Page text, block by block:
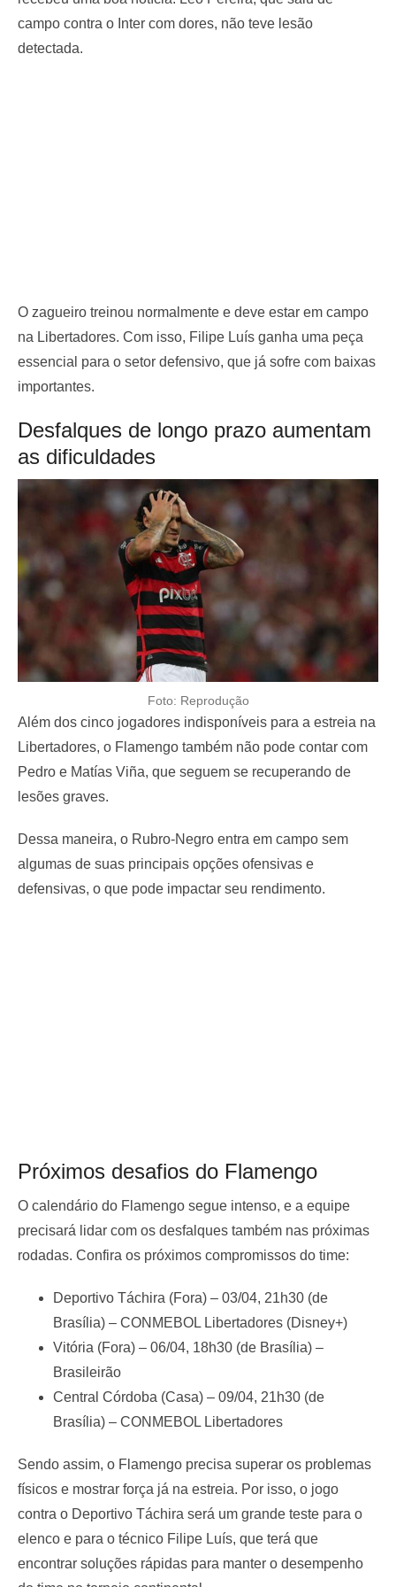
campo contra o Inter com dores, não teve lesão
detectada.
O zagueiro treinou normalmente e deve estar em campo
na Libertadores. Com isso, Filipe Luís ganha uma peça
essencial para o setor defensivo, que já sofre com baixas
importantes.
Desfalques de longo prazo aumentam
as dificuldades
Foto: Reprodução
Além dos cinco jogadores indisponíveis para a estreia na
Libertadores, o Flamengo também não pode contar com
Pedro e Matías Viña, que seguem se recuperando de
lesões graves.
Dessa maneira, o Rubro-Negro entra em campo sem
algumas de suas principais opções ofensivas e
defensivas, o que pode impactar seu rendimento.
Próximos desafios do Flamengo
O calendário do Flamengo segue intenso, e a equipe
precisará lidar com os desfalques também nas próximas
rodadas. Confira os próximos compromissos do time:
Deportivo Táchira (Fora) – 03/04, 21h30 (de
Brasília) – CONMEBOL Libertadores (Disney+)
Vitória (Fora) – 06/04, 18h30 (de Brasília) –
Brasileirão
Central Córdoba (Casa) – 09/04, 21h30 (de
Brasília) – CONMEBOL Libertadores
Sendo assim, o Flamengo precisa superar os problemas
físicos e mostrar força já na estreia. Por isso, o jogo
contra o Deportivo Táchira será um grande teste para o
elenco e para o técnico Filipe Luís, que terá que
encontrar soluções rápidas para manter o desempenho